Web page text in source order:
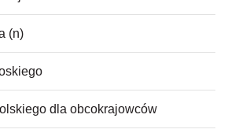
(n)
dla obcokrajowców